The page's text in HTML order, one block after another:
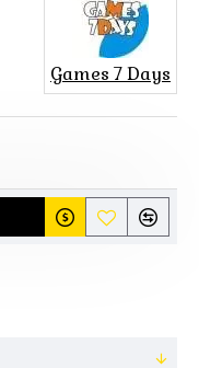
Games 7 Days